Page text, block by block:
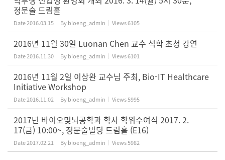
정문술 드림홀
Date2016.03.15 Bybioeng_admin Views6105
2016년 11월 30일 Luonan Chen 교수 석학 초청 강연
Date2016.11.30 Bybioeng_admin Views6101
2016년 11월 2일 이상완 교수님 주최, Bio-IT Healthcare
Initiative Workshop
Date2016.11.02 Bybioeng_admin Views5995
2017년 바이오및뇌공학과 학사 학위수여식 2017. 2.
17(금) 10:00~, 정문술빌딩 드림홀 (E16)
Date2017.02.21 Bybioeng_admin Views5982